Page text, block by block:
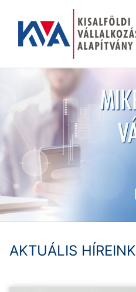
tartalomra
AKTUÁLIS HÍREINK